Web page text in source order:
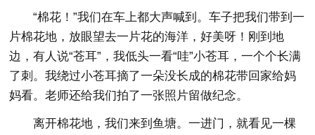
“棉花！”我们在车上都大声喊到。车子把我们带到一
片棉花地，放眼望去一片花的海洋，好美呀！刚到地
边，有人说“苍耳”，我低头一看“哇”小苍耳，一个个长满
了刺。我绕过小苍耳摘了一朵没长成的棉花带回家给妈
妈看。老师还给我们拍了一张照片留做纪念。
离开棉花地，我们来到鱼塘。一进门，就看见一棵